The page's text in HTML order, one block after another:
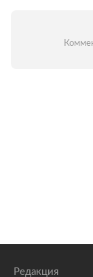
Редакция